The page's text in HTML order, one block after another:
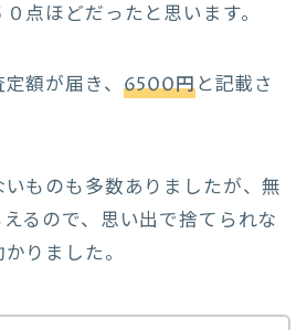
点ほどだったと思います。
額が届き、 6500円と記載さ
ものも多数ありましたが、無
るので、思い出で捨てられな
りました。